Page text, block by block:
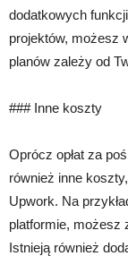
dodatkowych
projektów, możesz
planów zależy od
### Inne koszty
Oprócz opłat za
również inne
Upwork. Na
platformie, możesz
Istnieją również